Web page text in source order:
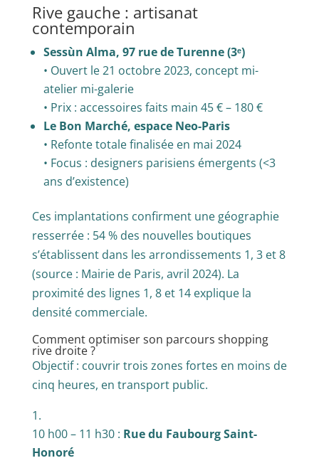
Rive gauche : artisanat
contemporain
Sessùn Alma, 97 rue de Turenne (3ᵉ)
• Ouvert le 21 octobre 2023, concept mi-
atelier mi-galerie
• Prix : accessoires faits main 45 € – 180 €
Le Bon Marché, espace Neo-Paris
• Refonte totale finalisée en mai 2024
• Focus : designers parisiens émergents (<3
ans d’existence)
Ces implantations confirment une géographie
resserrée : 54 % des nouvelles boutiques
s’établissent dans les arrondissements 1, 3 et 8
(source : Mairie de Paris, avril 2024). La
proximité des lignes 1, 8 et 14 explique la
densité commerciale.
Comment optimiser son parcours shopping
rive droite ?
Objectif : couvrir trois zones fortes en moins de
cinq heures, en transport public.
10 h00 – 11 h30 : Rue du Faubourg Saint-
Honoré